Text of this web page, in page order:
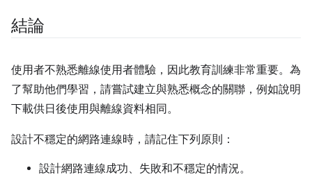
結論
使用者不熟悉離線使用者體驗，因此教育訓練非常重要。為
了幫助他們學習，請嘗試建立與熟悉概念的關聯，例如說明
下載供日後使用與離線資料相同。
設計不穩定的網路連線時，請記住下列原則：
設計網路連線成功、失敗和不穩定的情況。